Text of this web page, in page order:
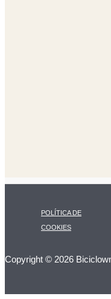
POLÍTICA DE
COOKIES
Copyright © 2026